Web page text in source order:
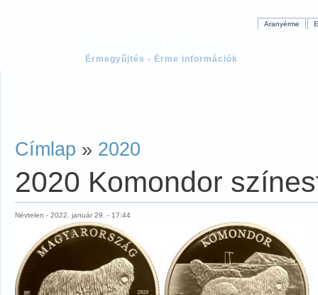
Érmegyűjtés - Érme információk
Aranyérme
Címlap » 2020
2020 Komondor
Névtelen - 2022. január 29. - 17:44